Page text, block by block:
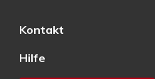
Kontakt
Hilfe